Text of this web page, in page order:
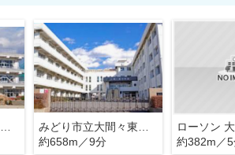
約658m／9分
約382m／